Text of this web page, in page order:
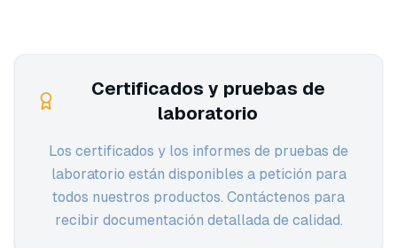
Certificados y pruebas de
laboratorio
Los certificados y los informes de pruebas de
laboratorio están disponibles a petición para
todos nuestros productos. Contáctenos para
recibir documentación detallada de calidad.